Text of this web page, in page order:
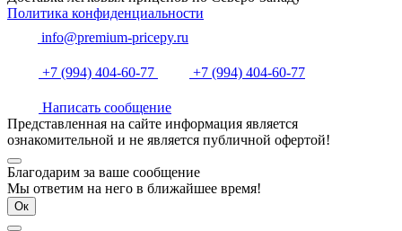
Политика конфиденциальности
info@premium-pricepy.ru
+7 (994) 404-60-77 +7 (994) 404-60-77
Написать сообщение
Представленная на сайте информация является
ознакомительной и не является публичной офертой!
Благодарим за ваше сообщение
Мы ответим на него в ближайшее время!
Ок